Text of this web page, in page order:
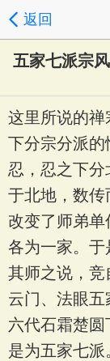
返回
五家七派宗
这里所说的
下分宗分派
忍，忍之下
于北地，数传
改变了师弟单
各为一家。
其师之说，竞
云门、法眼
六代石霜楚圆
是为五家七